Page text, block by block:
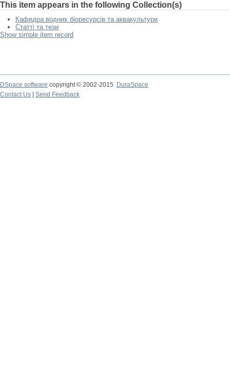
This item appears in the following Collection(s)
Кафедра водних біоресурсів та аквакультури
Статті та тези
Show simple item record
DSpace software copyright © 2002-2015
DuraSpace
Contact Us
Send Feedback